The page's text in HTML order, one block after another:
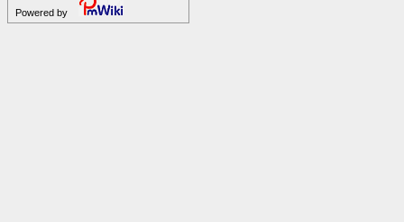
Powered by